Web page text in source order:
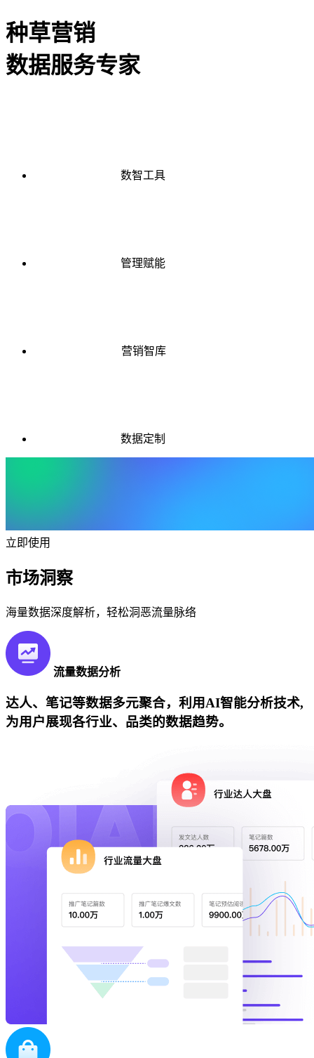
种草营销
数据服务专家
数智工具
管理赋能
营销智库
数据定制
立即使用
市场洞察
海量数据深度解析，轻松洞恶流量脉络
流量数据分析
达人、笔记等数据多元聚合，利用AI智能分析技术,
为用户展现各行业、品类的数据趋势。